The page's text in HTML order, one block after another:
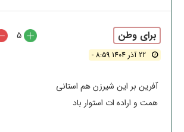
برای وطن
22 آذر 1404 8:59 -
5
آفرین بر این شیرزن هم استانی
همت و اراده ات استوار باد